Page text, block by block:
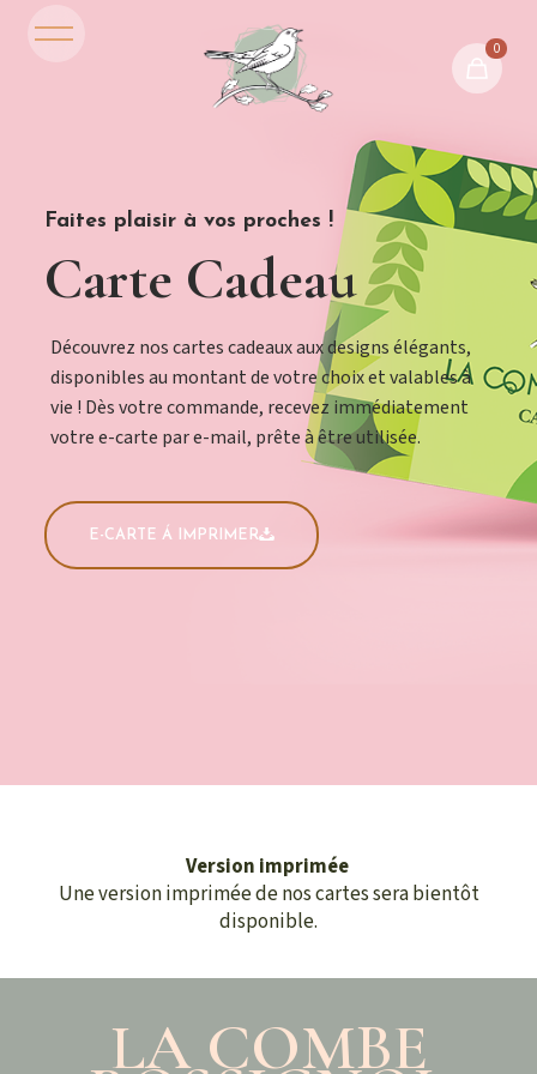
0
Faites plaisir à vos proches !
Carte Cadeau
Découvrez nos cartes cadeaux aux designs élégants,
disponibles au montant de votre choix et valables à
vie ! Dès votre commande, recevez immédiatement
votre e-carte par e-mail, prête à être utilisée.
E-CARTE Á IMPRIMER
Version imprimée
Une version imprimée de nos cartes sera bientôt
disponible.
LA COMBE